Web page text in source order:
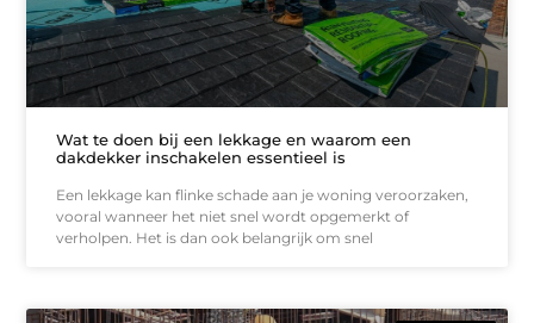
Wat te doen bij een lekkage en waarom een
dakdekker inschakelen essentieel is
Een lekkage kan flinke schade aan je woning veroorzaken,
vooral wanneer het niet snel wordt opgemerkt of
verholpen. Het is dan ook belangrijk om snel